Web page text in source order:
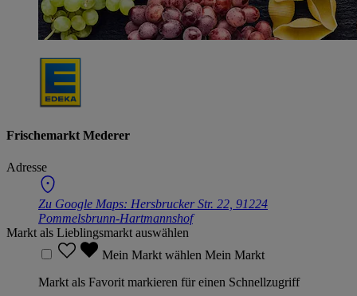
Frischemarkt Mederer
Adresse
Zu Google Maps: Hersbrucker Str. 22, 91224
Pommelsbrunn-Hartmannshof
Markt als Lieblingsmarkt auswählen
Mein Markt wählen Mein Markt
Markt als Favorit markieren für einen Schnellzugriff